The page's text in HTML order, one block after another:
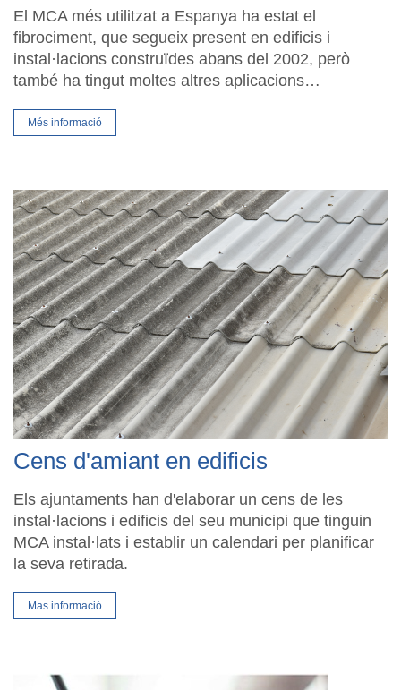
El MCA més utilitzat a Espanya ha estat el
fibrociment, que segueix present en edificis i
instal·lacions construïdes abans del 2002, però
també ha tingut moltes altres aplicacions…
Més informació
Cens d'amiant en edificis
Els ajuntaments han d'elaborar un cens de les
instal·lacions i edificis del seu municipi que tinguin
MCA instal·lats i establir un calendari per planificar
la seva retirada.
Mas informació